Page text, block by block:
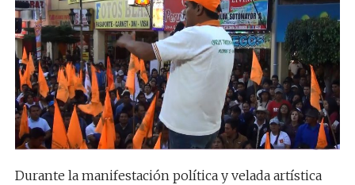
Durante la manifestación política y velada artística